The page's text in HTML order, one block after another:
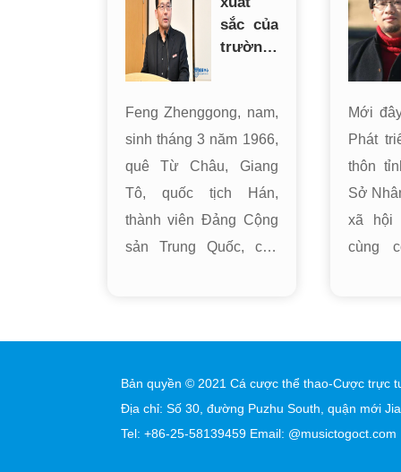
sắc của
trường
sĩ thiết
kế và
khảo
thuật
quốc
gia,
Feng Zhenggong, nam,
sinh tháng 3 năm 1966,
quê Từ Châu, Giang
Tô, quốc tịch Hán,
thành viên Đảng Cộng
sản Trung Quốc, chủ
nhất cấp quốc gia, thạc
sĩ thiết kế và khảo sát
kỹ thuật quốc gia
Mới
Phát
thôn
Sở
xã hội
cùng
nồng
Wang
ngành
Bản quyền © 2021 Cá cược thể thao-Cược trực
Địa chỉ: Số 30, đường Puzhu South, quận mới
Tel: +86-25-58139459 Email: @musictogoct.com